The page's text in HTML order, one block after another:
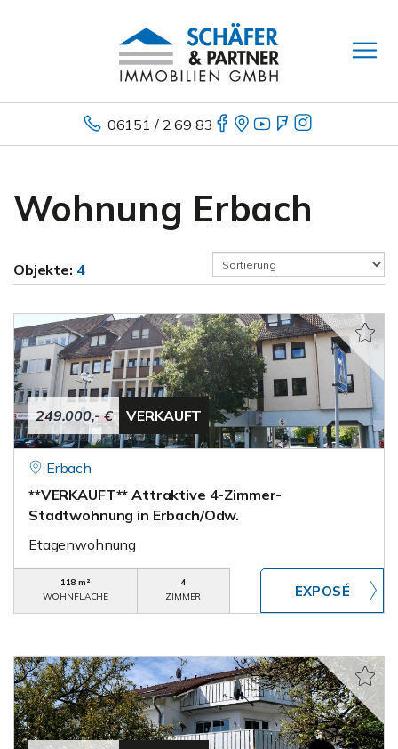
06151 / 2 69 83
Wohnung Erbach
Objekte: 4
249.000,- € VERKAUFT
Erbach
**VERKAUFT** Attraktive 4-Zimmer-
Stadtwohnung in Erbach/Odw.
Etagenwohnung
118 m²
WOHNFLÄCHE
4
ZIMMER